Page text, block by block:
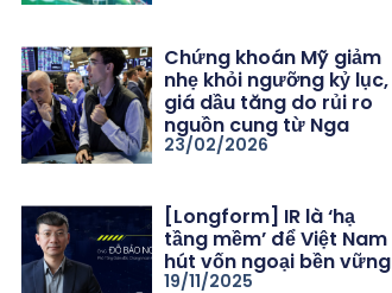
Chứng khoán Mỹ giảm
nhẹ khỏi ngưỡng kỷ lục,
giá dầu tăng do rủi ro
nguồn cung từ Nga
23/02/2026
[Longform] IR là ‘hạ
tầng mềm’ để Việt Nam
hút vốn ngoại bền vững
19/11/2025